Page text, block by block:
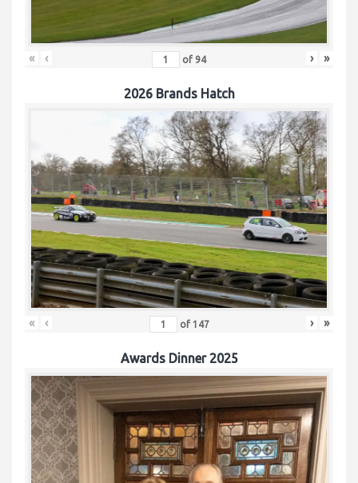
« ‹ of 94 › »
2026 Brands Hatch
« ‹ of 147 › »
Awards Dinner 2025